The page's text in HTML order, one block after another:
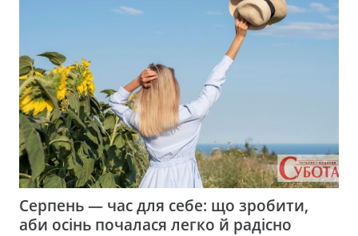
Серпень — час для себе: що зробити,
аби осінь почалася легко й радісно